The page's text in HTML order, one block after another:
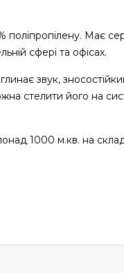
поліпропілену. Має
сфері та офісах.
звук,
стелити його на
1000 м.кв. на